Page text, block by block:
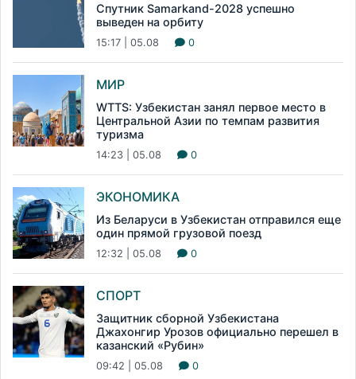
Спутник Samarkand-2028 успешно
выведен на орбиту
15:17 | 05.08 0
МИР
WTTS: Узбекистан занял первое место в
Центральной Азии по темпам развития
туризма
14:23 | 05.08 0
ЭКОНОМИКА
Из Беларуси в Узбекистан отправился еще
один прямой грузовой поезд
12:32 | 05.08 0
СПОРТ
Защитник сборной Узбекистана
Джахонгир Урозов официально перешел в
казанский «Рубин»
09:42 | 05.08 0